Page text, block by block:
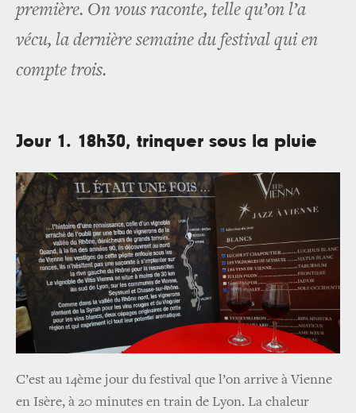
première. On vous raconte, telle qu’on l’a
vécu, la dernière semaine du festival qui en
compte trois.
Jour 1. 18h30, trinquer sous la pluie
C’est au 14ème jour du festival que l’on arrive à Vienne
en Isère, à 20 minutes en train de Lyon. La chaleur